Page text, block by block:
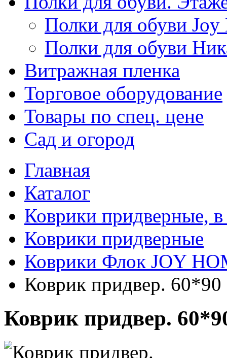
Полки для обуви Joy
Полки для обуви
Витражная пленка
Торговое оборудование
Товары по спец. цене
Сад и огород
Главная
Каталог
Коврики придверные,
Коврики придверные
Коврики Флок JOY
Коврик придвер.
Коврик придвер.